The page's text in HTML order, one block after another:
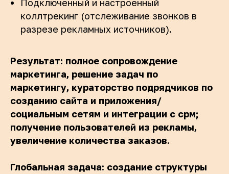
Подключенный и настроенный
коллтрекинг (отслеживание звонков в
разрезе рекламных источников).
Результат: полное сопровождение
маркетинга, решение задач по
маркетингу, кураторство подрядчиков по
созданию сайта и приложения/
социальным сетям и интеграции с срм;
получение пользователей из рекламы,
увеличение количества заказов.
Глобальная задача: создание структуры